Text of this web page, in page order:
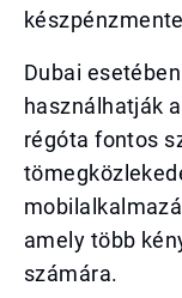
Dubai
használhatják
régóta fontos
amely több
számára.